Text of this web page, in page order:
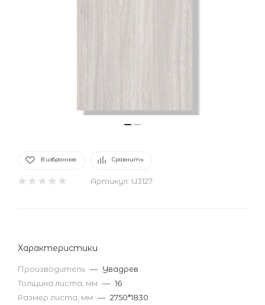
В избранное Сравнить
Артикул: U3127
Характеристики
Производитель — Увадрев
Толщина листа, мм — 16
Размер листа, мм — 2750*1830